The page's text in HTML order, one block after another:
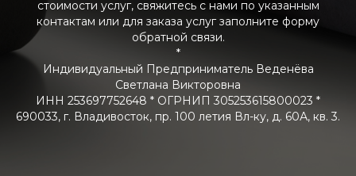
стоимости услуг, свяжитесь с нами по указанным
контактам или для заказа услуг заполните форму
обратной связи.
*
Индивидуальный Предприниматель Веденёва
Светлана Викторовна
ИНН 253697752648 * ОГРНИП 305253615800023 *
690033, г. Владивосток, пр. 100 летия Вл-ку, д. 60А, кв. 3.